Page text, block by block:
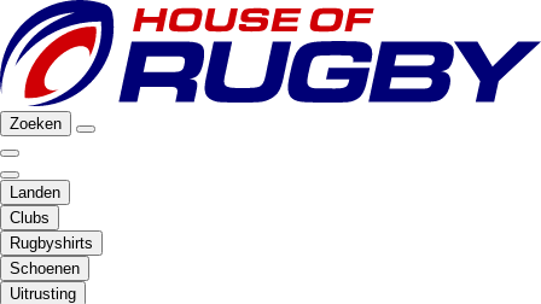
Zoeken
Landen
Clubs
Rugbyshirts
Schoenen
Uitrusting